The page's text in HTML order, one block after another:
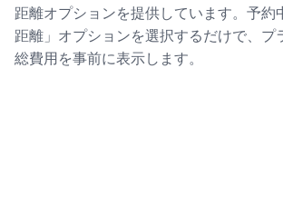
距離オプションを提供しています。予約
距離」オプションを選択するだけで、プ
総費用を事前に表示します。